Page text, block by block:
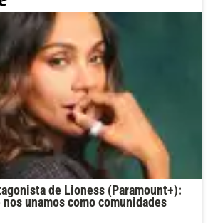
de Lioness (Paramount+):
unamos como comunidades